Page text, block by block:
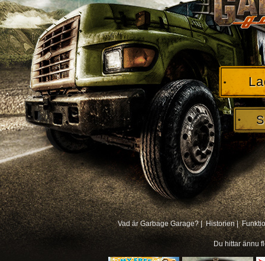
Vad är Garbage Garage? | Historien |
Du hittar ännu